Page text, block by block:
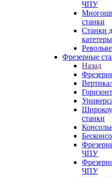
ЧПУ
станки
Станки
катетеры
Фрезерные
Назад
станки
ЧПУ
ЧПУ